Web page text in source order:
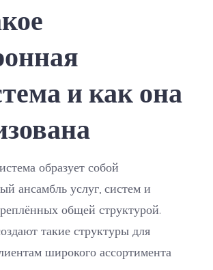
и как она
образует собой
ансамбль услуг, систем и
общей структурой.
такие структуры для
широкого ассортимента